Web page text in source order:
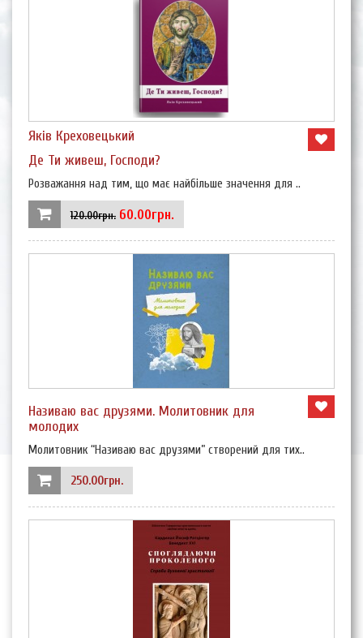
Яків Креховецький
Де Ти живеш, Господи?
Розважання над тим, що має найбільше значення для ..
120.00грн. 60.00грн.
Називаю вас друзями. Молитовник для
молодих
Молитовник “Називаю вас друзями” створений для тих..
250.00грн.